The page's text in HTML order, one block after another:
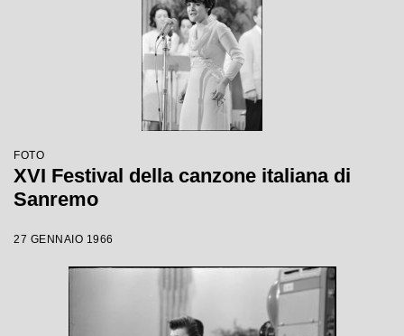
FOTO
XVI Festival della canzone italiana di
Sanremo
27 GENNAIO 1966